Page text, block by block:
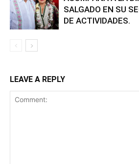
SALGADO EN SU
DE ACTIVIDADES.
LEAVE A REPLY